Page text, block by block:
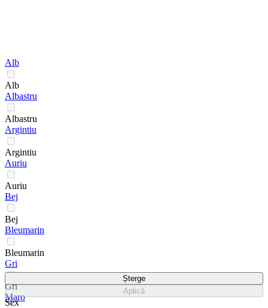
Alb
Alb
Albastru
Albastru
Argintiu
Argintiu
Auriu
Auriu
Bej
Bej
Bleumarin
Bleumarin
Gri
Gri
Maro
Șterge
Aplică
Sex